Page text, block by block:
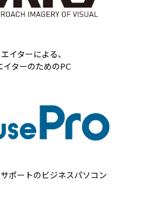
イターによる、
イターのためのPC
ポートのビジネスパソコン